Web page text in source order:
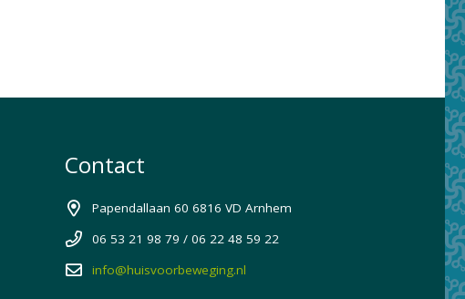
Contact
Papendallaan 60 6816 VD Arnhem
06 53 21 98 79 / 06 22 48 59 22
info@huisvoorbeweging.nl